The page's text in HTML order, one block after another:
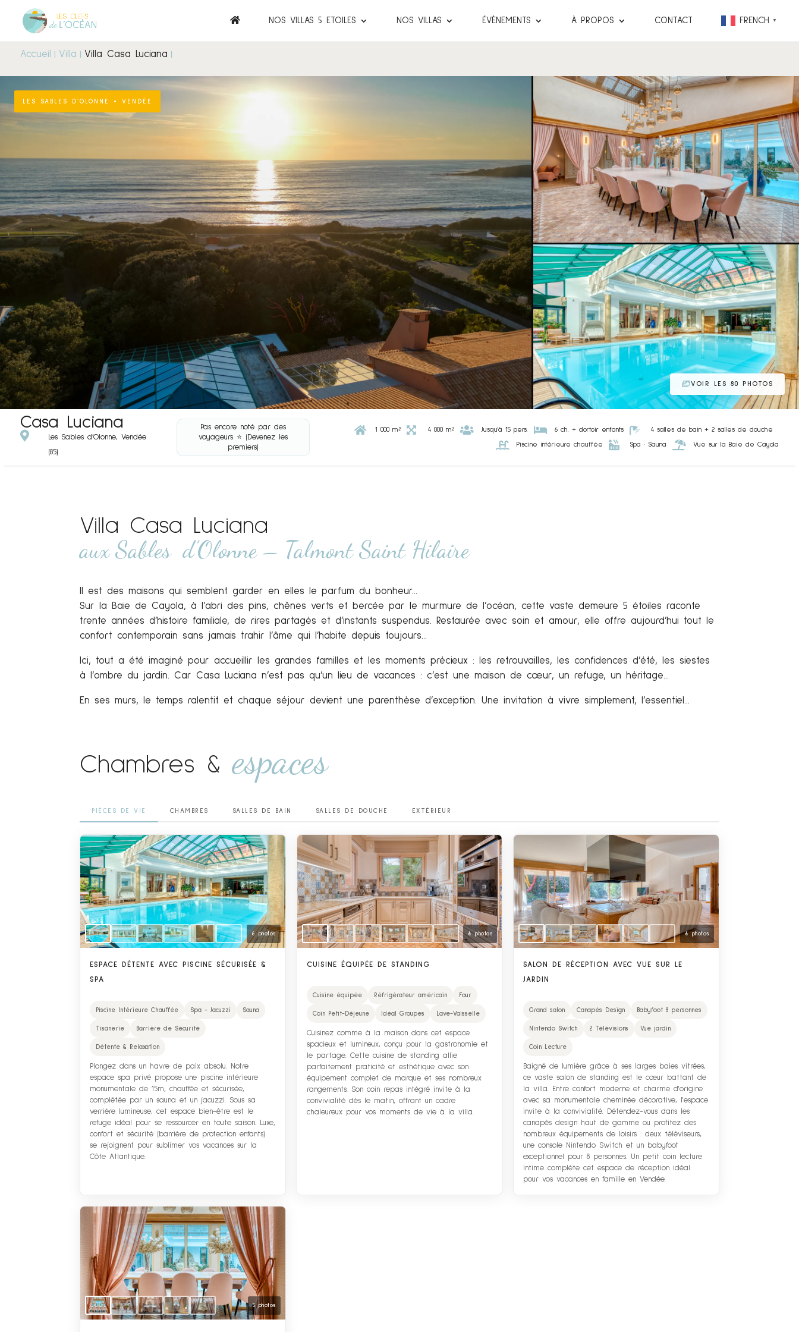
NOS VILLAS 5 ETOILES NOS VILLAS ÉVÈNEMENTS À PROPOS CONTACT FRENCH ▼
Accueil Villa Villa Casa Luciana
LES SABLES D’OLONNE • VENDÉE
VOIR LES 80 PHOTOS
Casa Luciana

Les Sables d’Olonne, Vendée
(85)
Pas encore noté par des
voyageurs ⭐️ (Devenez les
premiers)
 1 000 m²  4 000 m²  Jusqu'à 15 pers.  6 ch. + dortoir enfants  4 salles de bain + 2 salles de douche
 Piscine intérieure chauffée  Spa · Sauna  Vue sur la Baie de Cayola
Villa Casa Luciana
aux Sables d’Olonne – Talmont Saint Hilaire
Il est des maisons qui semblent garder en elles le parfum du bonheur…
Sur la Baie de Cayola, à l’abri des pins, chênes verts et bercée par le murmure de l’océan, cette vaste demeure 5 étoiles raconte
trente années d’histoire familiale, de rires partagés et d’instants suspendus. Restaurée avec soin et amour, elle offre aujourd’hui tout le
confort contemporain sans jamais trahir l’âme qui l’habite depuis toujours…
Ici, tout a été imaginé pour accueillir les grandes familles et les moments précieux : les retrouvailles, les confidences d’été, les siestes
à l’ombre du jardin. Car Casa Luciana n’est pas qu’un lieu de vacances : c’est une maison de cœur, un refuge, un héritage…
En ses murs, le temps ralentit et chaque séjour devient une parenthèse d’exception. Une invitation à vivre simplement, l’essentiel…
Chambres &espaces
PIÈCES DE VIE CHAMBRES SALLES DE BAIN SALLES DE DOUCHE EXTÉRIEUR
6 photos
ESPACE DÉTENTE AVEC PISCINE SÉCURISÉE &
SPA
Piscine Intérieure Chauffée Spa - Jacuzzi Sauna
Tisanerie Barrière de Sécurité
Détente & Relaxation
Plongez dans un havre de paix absolu. Notre
espace spa privé propose une piscine intérieure
monumentale de 15m, chauffée et sécurisée,
complétée par un sauna et un jacuzzi. Sous sa
verrière lumineuse, cet espace bien-être est le
refuge idéal pour se ressourcer en toute saison. Luxe,
confort et sécurité (barrière de protection enfants)
se rejoignent pour sublimer vos vacances sur la
Côte Atlantique.
6 photos
CUISINE ÉQUIPÉE DE STANDING
Cuisine équipée Réfrigérateur américain Four
Coin Petit-Déjeune Idéal Groupes Lave-Vaisselle
Cuisinez comme à la maison dans cet espace
spacieux et lumineux, conçu pour la gastronomie et
le partage. Cette cuisine de standing allie
parfaitement praticité et esthétique avec son
équipement complet de marque et ses nombreux
rangements. Son coin repas intégré invite à la
convivialité dès le matin, offrant un cadre
chaleureux pour vos moments de vie à la villa.
6 photos
SALON DE RÉCEPTION AVEC VUE SUR LE
JARDIN
Grand salon Canapés Design Babyfoot 8 personnes
Nintendo Switch 2 Télévisions Vue jardin
Coin Lecture
Baigné de lumière grâce à ses larges baies vitrées,
ce vaste salon de standing est le cœur battant de
la villa. Entre confort moderne et charme d'origine
avec sa monumentale cheminée décorative, l'espace
invite à la convivialité. Détendez-vous dans les
canapés design haut de gamme ou profitez des
nombreux équipements de loisirs : deux téléviseurs,
une console Nintendo Switch et un babyfoot
exceptionnel pour 8 personnes. Un petit coin lecture
intime complète cet espace de réception idéal
pour vos vacances en famille en Vendée.
5 photos